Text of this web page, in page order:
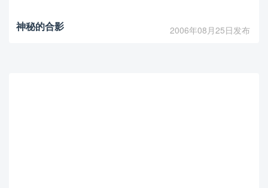
神秘的合影 2006年08月25日发布